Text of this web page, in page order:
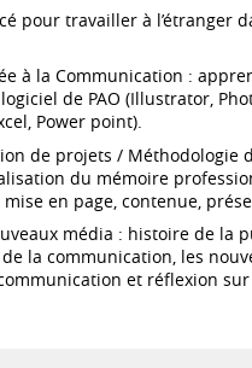
pour travailler à l’étranger
à la Communication :
de PAO (Illustrator,
Power point).
de projets / Méthodologie
du mémoire
en page, contenue,
média : histoire de la
la communication, les
et réflexion sur